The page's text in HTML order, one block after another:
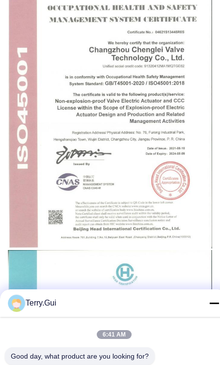
Terry.Gui
6:41 AM
Good day, what product are you looking for?